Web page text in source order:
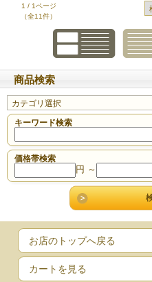
前のペ
1 / 1ページ
（全11件）
商品検索
キーワード検索
価格帯検索
円 ～
お店のトップへ戻る
カートを見る